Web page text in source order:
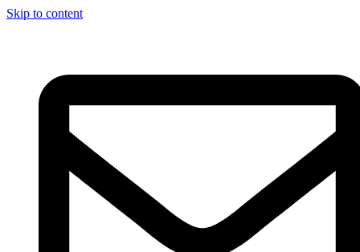
Skip to content